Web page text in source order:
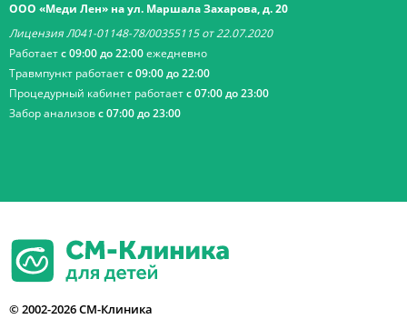
ООО «Меди Лен» на ул. Маршала Захарова, д. 20
Лицензия Л041-01148-78/00355115 от 22.07.2020
Работаетс 09:00 до 22:00ежедневно
Травмпункт работаетс 09:00 до 22:00
Процедурный кабинет работаетс 07:00 до 23:00
Забор анализовс 07:00 до 23:00
© 2002-2026 СМ-Клиника